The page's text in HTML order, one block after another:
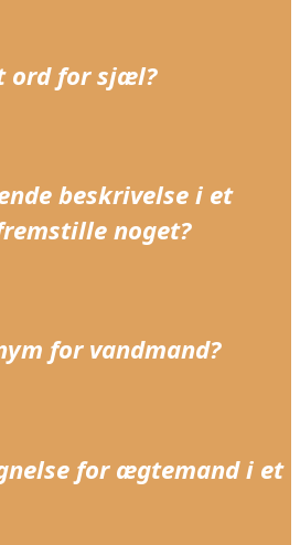
ord for sjæl?
beskrivelse i et
noget?
for vandmand?
for ægtemand i et